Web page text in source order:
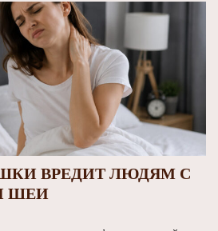
ВРЕДИТ ЛЮДЯМ С
ШЕИ